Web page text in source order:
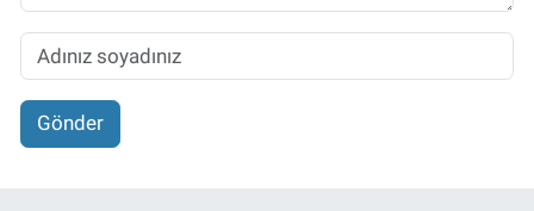
Gönder